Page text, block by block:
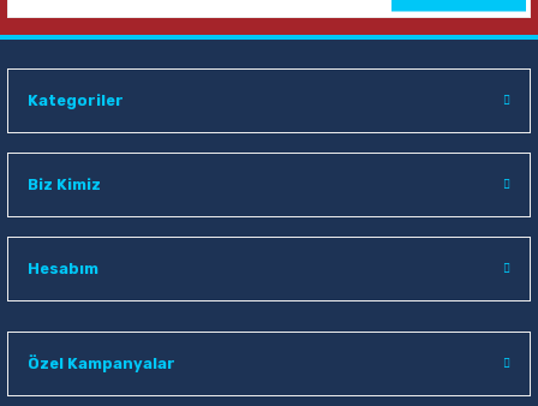
Kategoriler
Biz Kimiz
Hesabım
Özel Kampanyalar